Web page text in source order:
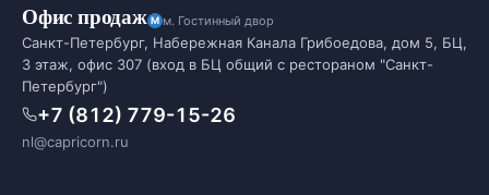
Офис продаж м. Гостинный двор
Санкт-Петербург, Набережная Канала Грибоедова, дом 5, БЦ,
3 этаж, офис 307 (вход в БЦ общий с рестораном "Санкт-
Петербург")
+7 (812) 779-15-26
nl@capricorn.ru